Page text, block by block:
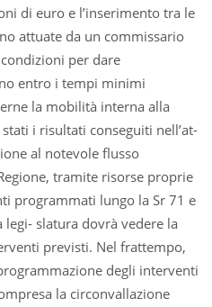
di euro e l’inserimento tra le
attuate da un commissario
per dare
entro i tempi minimi
la mobilità interna alla
i risultati conseguiti nell’at-
al notevole flusso
tramite risorse proprie
programmati lungo la Sr 71 e
legi- slatura dovrà vedere la
previsti. Nel frattempo,
degli interventi
la circonvallazione